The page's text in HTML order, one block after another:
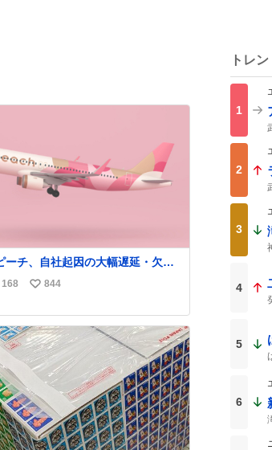
ーチ、自社起因の大幅遅延・欠航
開始へ
article/detail… 同社に起
によって大幅遅延や欠航が発生し
客が負担した宿泊費や交通費を、
後申請に基づき、国内線は1人あた
、国際線は上限2万円まで支払
168
い
ね
数
844
トレン
1
2
3
4
5
6